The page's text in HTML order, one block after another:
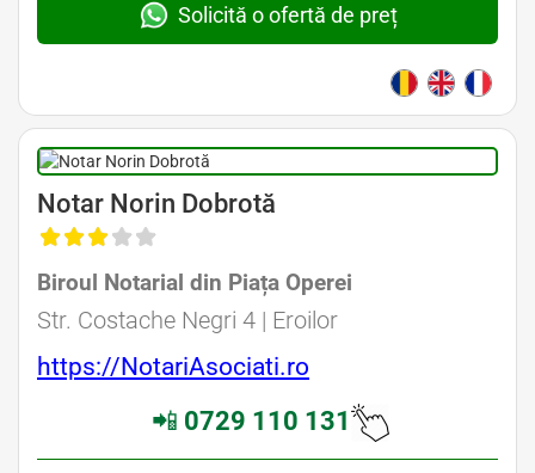
Solicită o ofertă de preț
Notar Norin Dobrotă
Biroul Notarial din Piața Operei
Str. Costache Negri 4 | Eroilor
https://NotariAsociati.ro
📲 0729 110 131
Avocati Bucuresti • Cabinete Avocatura Bucuresti • Avocati Specializati Bucuresti • Avocat Bun Bucuresti • Avocat Bucuresti • Bucuresti Avocat • Avocat